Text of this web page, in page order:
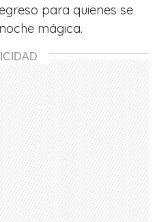
para quienes se
mágica.